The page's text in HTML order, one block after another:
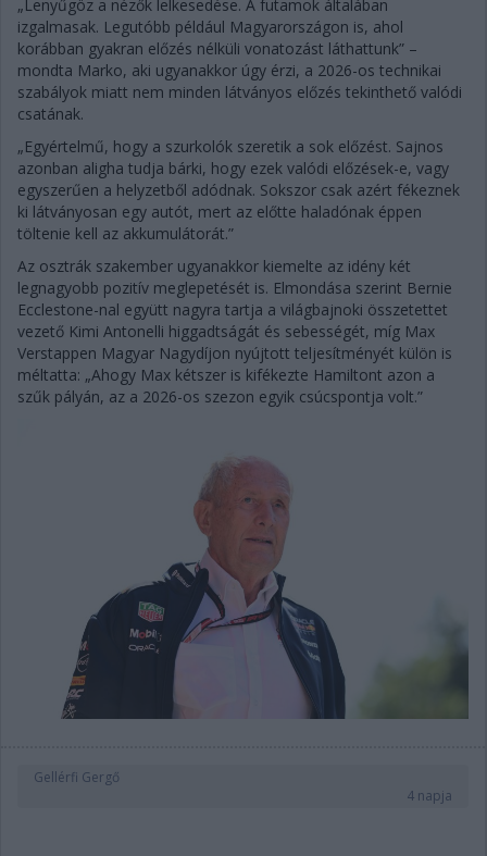
„Lenyűgöz a nézők lelkesedése. A futamok általában
izgalmasak. Legutóbb például Magyarországon is, ahol
korábban gyakran előzés nélküli vonatozást láthattunk” –
mondta Marko, aki ugyanakkor úgy érzi, a 2026-os technikai
szabályok miatt nem minden látványos előzés tekinthető valódi
csatának.
„Egyértelmű, hogy a szurkolók szeretik a sok előzést. Sajnos
azonban aligha tudja bárki, hogy ezek valódi előzések-e, vagy
egyszerűen a helyzetből adódnak. Sokszor csak azért fékeznek
ki látványosan egy autót, mert az előtte haladónak éppen
töltenie kell az akkumulátorát.”
Az osztrák szakember ugyanakkor kiemelte az idény két
legnagyobb pozitív meglepetését is. Elmondása szerint Bernie
Ecclestone-nal együtt nagyra tartja a világbajnoki összetettet
vezető Kimi Antonelli higgadtságát és sebességét, míg Max
Verstappen Magyar Nagydíjon nyújtott teljesítményét külön is
méltatta: „Ahogy Max kétszer is kifékezte Hamiltont azon a
szűk pályán, az a 2026-os szezon egyik csúcspontja volt.”
Gellérfi Gergő
4 napja